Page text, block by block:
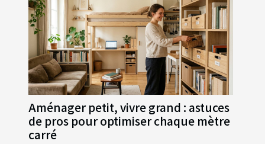
Aménager petit, vivre grand : astuces
de pros pour optimiser chaque mètre
carré